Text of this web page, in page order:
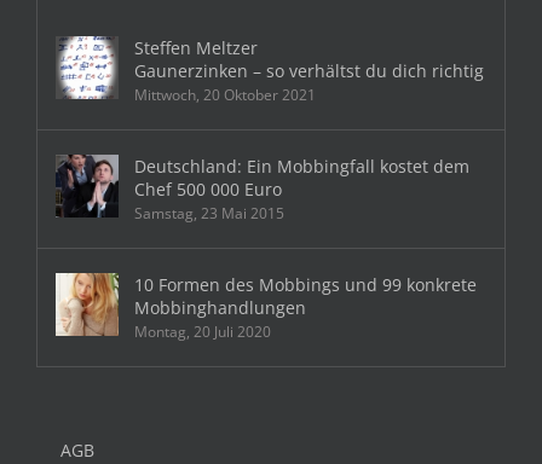
Steffen Meltzer
Gaunerzinken – so verhältst du dich richtig
Mittwoch, 20 Oktober 2021
Deutschland: Ein Mobbingfall kostet dem
Chef 500 000 Euro
Samstag, 23 Mai 2015
10 Formen des Mobbings und 99 konkrete
Mobbinghandlungen
Montag, 20 Juli 2020
AGB